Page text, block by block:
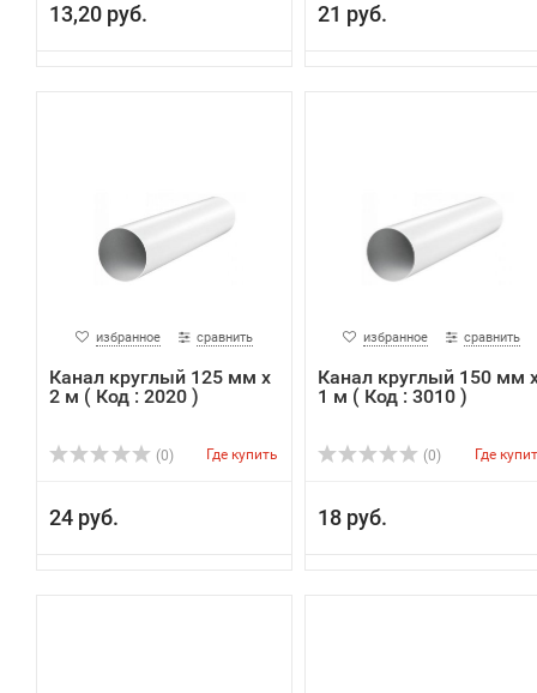
13,20 руб. 21 руб.
избранное сравнить
Канал круглый 125 мм х
2 м ( Код : 2020 )
(0) Где купить
24 руб.
избранное сравнить
Канал круглый 150 мм
1 м ( Код : 3010 )
(0) Где
18 руб.